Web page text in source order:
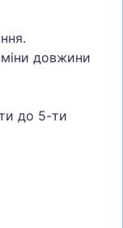
довжини
до 5-ти